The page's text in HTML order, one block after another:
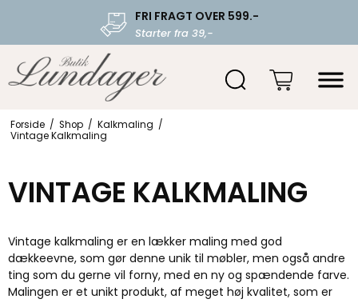
FRI FRAGT OVER 599.-
Starter fra 39,-
Forside / Shop / Kalkmaling /
Vintage Kalkmaling
VINTAGE KALKMALING
Vintage kalkmaling er en lækker maling med god
dækkeevne, som gør denne unik til møbler, men også andre
ting som du gerne vil forny, med en ny og spændende farve.
Malingen er et unikt produkt, af meget høj kvalitet, som er